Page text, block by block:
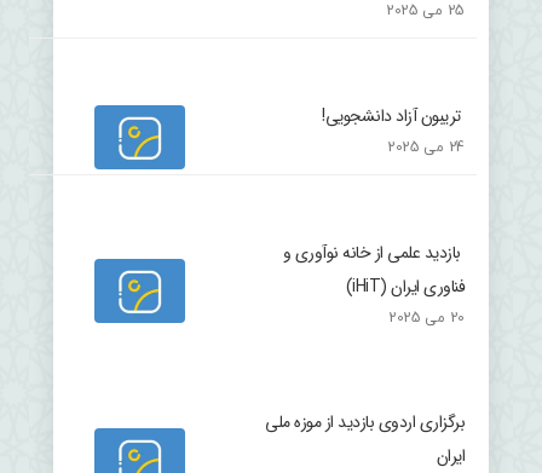
25 می 2025
تریبون آزاد دانشجویی!
24 می 2025
بازدید علمی از خانه نوآوری و
فناوری ایران (iHiT)
20 می 2025
برگزاری اردوی بازدید از موزه ملی
ایران